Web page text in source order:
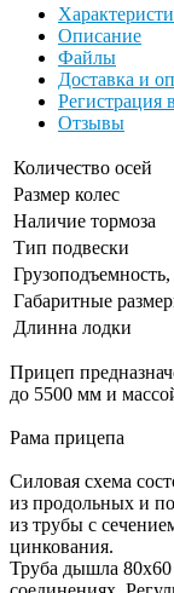
Описание
Файлы
Доставка и
Отзывы
Количество осей
Размер колес
Наличие тормоза
Тип подвески
Грузоподъемность,
Габаритные
Длинна лодки
Прицеп
до 5500 мм и
Рама прицепа
Силовая схема
из продольных и
из трубы с
цинкования.
Труба дышла 80х60